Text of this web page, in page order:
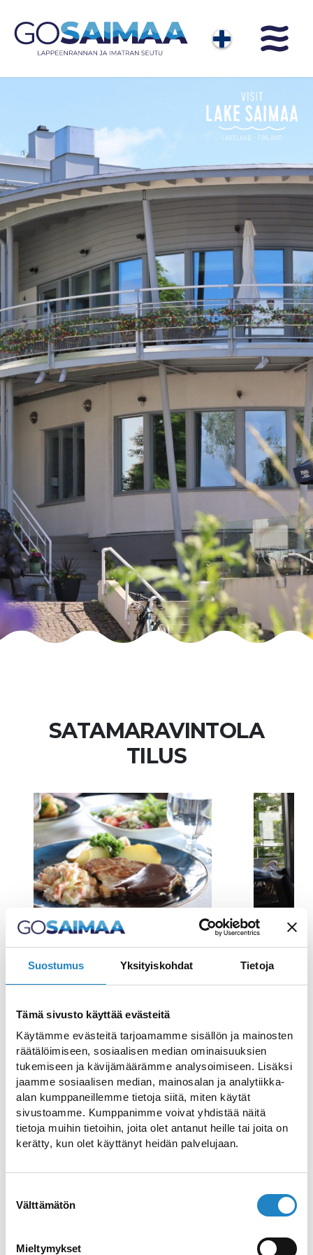
Suostumus Yksityiskohdat Tietoja
Tämä sivusto käyttää evästeitä
Käytämme evästeitä tarjoamamme sisällön ja mainosten
räätälöimiseen, sosiaalisen median ominaisuuksien
tukemiseen ja kävijämäärämme analysoimiseen. Lisäksi
jaamme sosiaalisen median, mainosalan ja analytiikka-
alan kumppaneillemme tietoja siitä, miten käytät
sivustoamme. Kumppanimme voivat yhdistää näitä
tietoja muihin tietoihin, joita olet antanut heille tai joita on
kerätty, kun olet käyttänyt heidän palvelujaan.
valinta
Välttämätön
Mieltymykset
SATAMARAVINTOLA
TILUS
Makuelämyksiä
Lappeenrannan satamassa
Satamaravintola Tilus tarjoaa
ainutlaatuisen makuelämyksen
Lappeenrannan satamassa, upeissa
Saimaan maisemissa. Ravintolan keittiö
rakentuu laadukkaiden, sesongin
parhaiden raaka-aineiden ympärille, joissa
pohjoismaiset maut kohtaavat modernin
otteen. Tarjolla on herkullisen à la carte -
listan lisäksi maistuva lounas, joka tarjoaa
arkipäivää. Huolella suunnitellut annokset,
tekevät jokaisesta vierailusta elämyksen.